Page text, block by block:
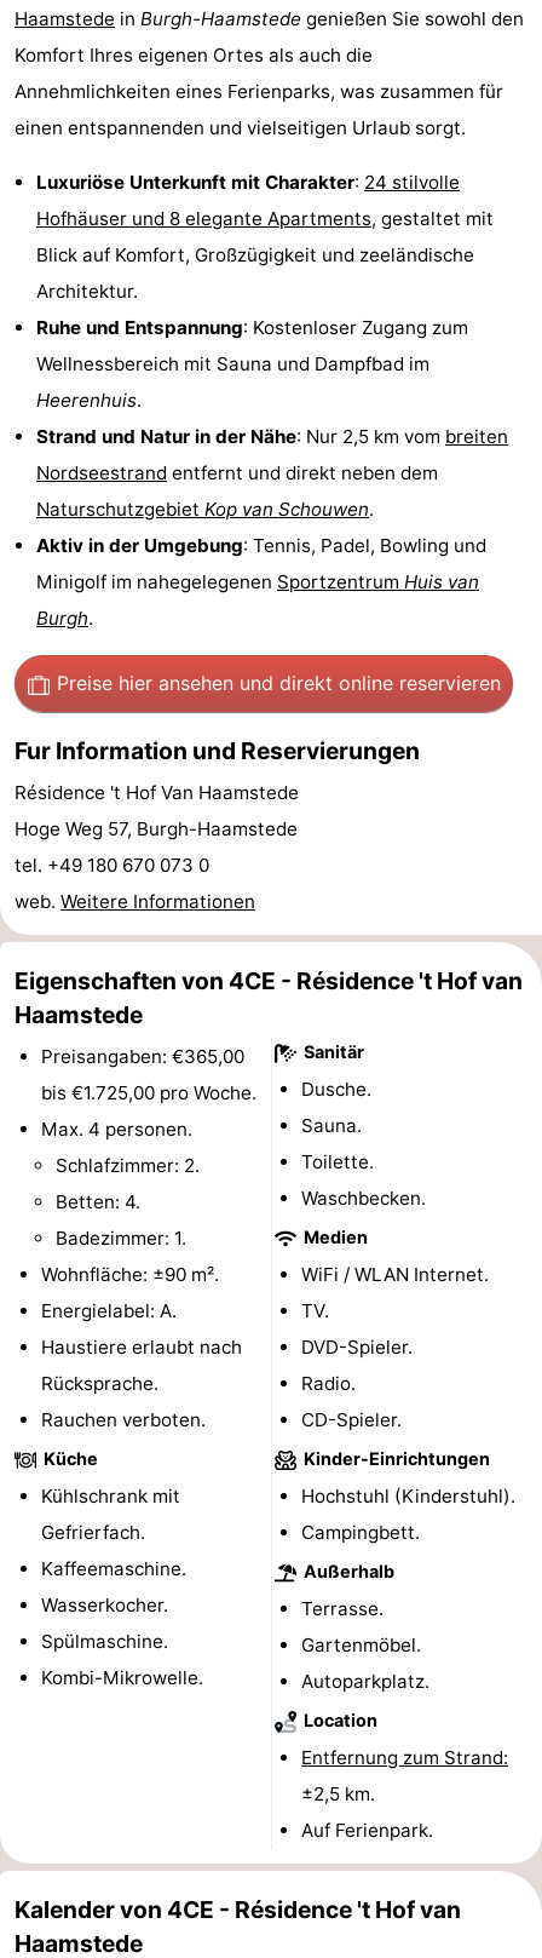
Blick
Zeeland
-
van
Hotels
(mit
Lastminutes
Sehen
tun
Museen
Denkmäler
Kirchen
-
Mühlen
-
Aussichtspunkte
Attraktionen
-
Rundfahrten
-
Indoor-
Spielplätze
-
Minigolfplätze
Wellness-
Natur
Sport
Schwimmbader
-
Radfahren
Wandern
-
Reiten
Golfplatze
-
und
Veranstaltungen
Haamstede in Burgh-Haamstede genießen Sie sowohl den
Komfort Ihres eigenen Ortes als auch die
Annehmlichkeiten eines Ferienparks, was zusammen für
einen entspannenden und vielseitigen Urlaub sorgt.
Luxuriöse Unterkunft mit Charakter: 24 stilvolle
Hofhäuser und 8 elegante Apartments, gestaltet mit
Blick auf Komfort, Großzügigkeit und zeeländische
Architektur.
Ruhe und Entspannung: Kostenloser Zugang zum
Wellnessbereich mit Sauna und Dampfbad im
Heerenhuis.
Strand und Natur in der Nähe: Nur 2,5 km vom breiten
Nordseestrand entfernt und direkt neben dem
Naturschutzgebiet Kop van Schouwen.
Aktiv in der Umgebung: Tennis, Padel, Bowling und
Minigolf im nahegelegenen Sportzentrum Huis van
Burgh.
Preise hier ansehen und direkt online reservieren
Fur Information und Reservierungen
Résidence 't Hof Van Haamstede
Hoge Weg 57, Burgh-Haamstede
tel. +49 180 670 073 0
web. Weitere Informationen
Eigenschaften von 4CE - Résidence 't Hof van
Haamstede
Preisangaben: €365,00
bis €1.725,00 pro Woche.
Max. 4 personen.
Schlafzimmer: 2.
Betten: 4.
Badezimmer: 1.
Wohnfläche: ±90 m².
Energielabel: A.
Haustiere erlaubt nach
Rücksprache.
Rauchen verboten.
Küche
Kühlschrank mit
Gefrierfach.
Kaffeemaschine.
Wasserkocher.
Spülmaschine.
Kombi-Mikrowelle.
Sanitär
Dusche.
Sauna.
Toilette.
Waschbecken.
Medien
WiFi / WLAN Internet.
TV.
DVD-Spieler.
Radio.
CD-Spieler.
Kinder-Einrichtungen
Hochstuhl (Kinderstuhl).
Campingbett.
Außerhalb
Terrasse.
Gartenmöbel.
Autoparkplatz.
Location
Entfernung zum Strand:
±2,5 km.
Auf Ferienpark.
Kalender von 4CE - Résidence 't Hof van
Haamstede